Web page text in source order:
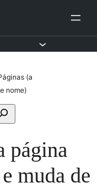
(a
nome)
Pesquisar
página
muda de